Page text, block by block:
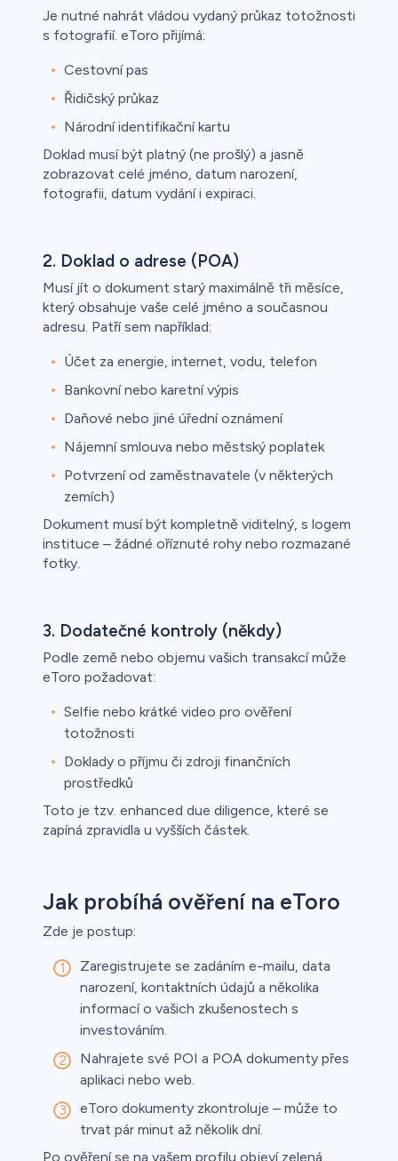
Je nutné nahrát vládou vydaný průkaz totožnosti
s fotografií. eToro přijímá:
Cestovní pas
Řidičský průkaz
Národní identifikační kartu
Doklad musí být platný (ne prošlý) a jasně
zobrazovat celé jméno, datum narození,
fotografii, datum vydání i expiraci.
2. Doklad o adrese (POA)
Musí jít o dokument starý maximálně tři měsíce,
který obsahuje vaše celé jméno a současnou
adresu. Patří sem například:
Účet za energie, internet, vodu, telefon
Bankovní nebo karetní výpis
Daňové nebo jiné úřední oznámení
Nájemní smlouva nebo městský poplatek
Potvrzení od zaměstnavatele (v některých
zemích)
Dokument musí být kompletně viditelný, s logem
instituce – žádné oříznuté rohy nebo rozmazané
fotky.
3. Dodatečné kontroly (někdy)
Podle země nebo objemu vašich transakcí může
eToro požadovat:
Selfie nebo krátké video pro ověření
totožnosti
Doklady o příjmu či zdroji finančních
prostředků
Toto je tzv. enhanced due diligence, které se
zapíná zpravidla u vyšších částek.
Jak probíhá ověření na eToro
Zde je postup:
Zaregistrujete se zadáním e-mailu, data
narození, kontaktních údajů a několika
informací o vašich zkušenostech s
investováním.
Nahrajete své POI a POA dokumenty přes
aplikaci nebo web.
eToro dokumenty zkontroluje – může to
trvat pár minut až několik dní.
Po ověření se na vašem profilu objeví zelená